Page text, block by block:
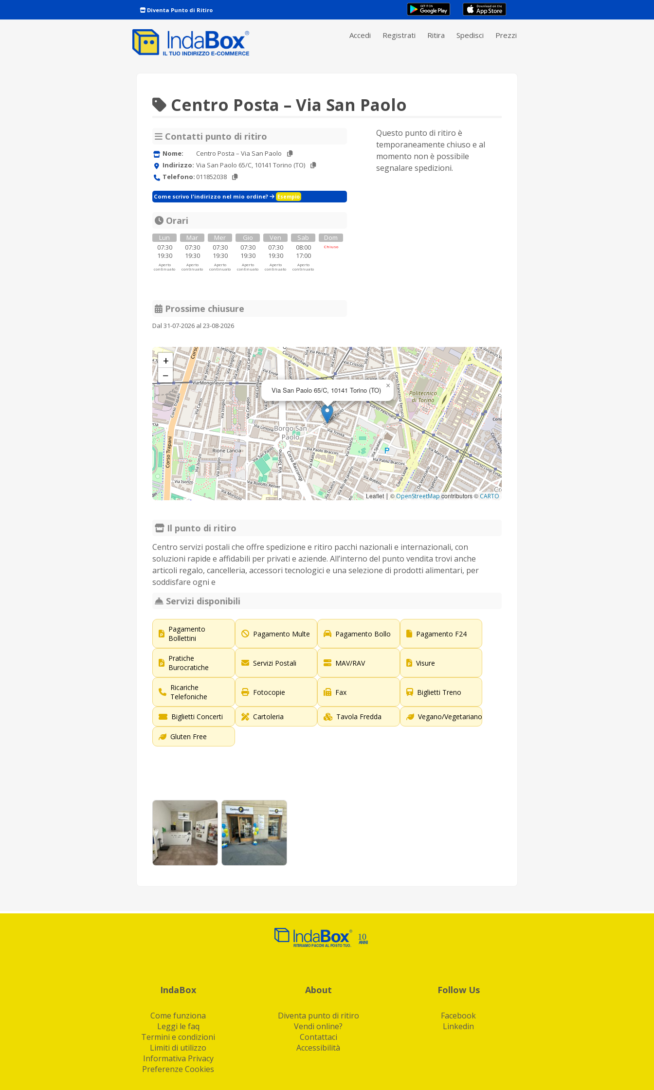
Diventa Punto di Ritiro
Accedi Registrati Ritira Spedisci Prezzi
Centro Posta – Via San Paolo
Contatti punto di ritiro
Nome:
Centro Posta – Via San Paolo
Indirizzo: Via San Paolo 65/C, 10141 Torino (TO)
Telefono: 011852038
Come scrivo l'indirizzo nel mio ordine? Esempio
Orari
Lun
07:30
19:30
Aperto
continuato
Mar
07:30
19:30
Aperto
continuato
Mer
07:30
19:30
Aperto
continuato
Gio
07:30
19:30
Aperto
continuato
Ven
07:30
19:30
Aperto
continuato
Sab
08:00
17:00
Aperto
continuato
Dom
Chiuso
Prossime chiusure
Dal 31-07-2026 al 23-08-2026
Questo punto di ritiro è
temporaneamente chiuso e al
momento non è possibile
segnalare spedizioni.
Via San Paolo 65/C, 10141 Torino (TO) ×
+
−
Leaflet | ©OpenStreetMapcontributors © CARTO
Il punto di ritiro
Centro servizi postali che offre spedizione e ritiro pacchi nazionali e internazionali, con
soluzioni rapide e affidabili per privati e aziende. All’interno del punto vendita trovi anche
articoli regalo, cancelleria, accessori tecnologici e una selezione di prodotti alimentari, per
soddisfare ogni e
Servizi disponibili
Pagamento
Bollettini
Pagamento Multe Pagamento Bollo Pagamento F24
Pratiche
Burocratiche
Servizi Postali MAV/RAV Visure
Ricariche
Telefoniche
Fotocopie Fax Biglietti Treno
Biglietti Concerti Cartoleria Tavola Fredda Vegano/Vegetariano
Gluten Free
IndaBox
Come funziona
Leggi le faq
Termini e condizioni
Limiti di utilizzo
Informativa Privacy
Preferenze Cookies
About
Diventa punto di ritiro
Vendi online?
Contattaci
Accessibilità
Follow Us
Facebook
Linkedin